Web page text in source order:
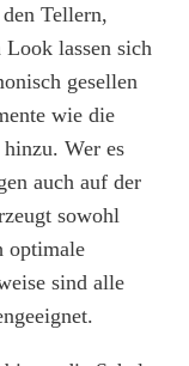
Tellern,
lassen sich
gesellen
wie die
hinzu. Wer es
auch auf der
sowohl
optimale
sind alle